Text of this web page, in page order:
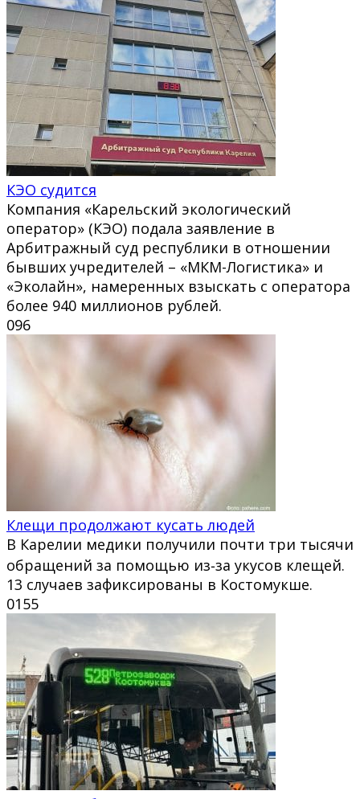
КЭО судится
Компания «Карельский экологический
оператор» (КЭО) подала заявление в
Арбитражный суд республики в отношении
бывших учредителей – «МКМ-Логистика» и
«Эколайн», намеренных взыскать с оператора
более 940 миллионов рублей.
096
Клещи продолжают кусать людей
В Карелии медики получили почти три тысячи
обращений за помощью из‑за укусов клещей.
13 случаев зафиксированы в Костомукше.
0155